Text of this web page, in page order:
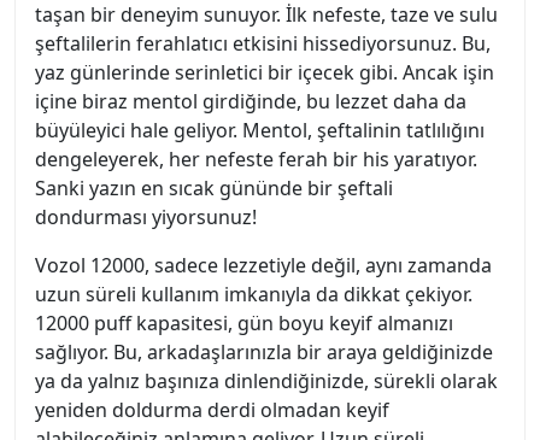
taşan bir deneyim sunuyor. İlk nefeste, taze ve sulu
şeftalilerin ferahlatıcı etkisini hissediyorsunuz. Bu,
yaz günlerinde serinletici bir içecek gibi. Ancak işin
içine biraz mentol girdiğinde, bu lezzet daha da
büyüleyici hale geliyor. Mentol, şeftalinin tatlılığını
dengeleyerek, her nefeste ferah bir his yaratıyor.
Sanki yazın en sıcak gününde bir şeftali
dondurması yiyorsunuz!
Vozol 12000, sadece lezzetiyle değil, aynı zamanda
uzun süreli kullanım imkanıyla da dikkat çekiyor.
12000 puff kapasitesi, gün boyu keyif almanızı
sağlıyor. Bu, arkadaşlarınızla bir araya geldiğinizde
ya da yalnız başınıza dinlendiğinizde, sürekli olarak
yeniden doldurma derdi olmadan keyif